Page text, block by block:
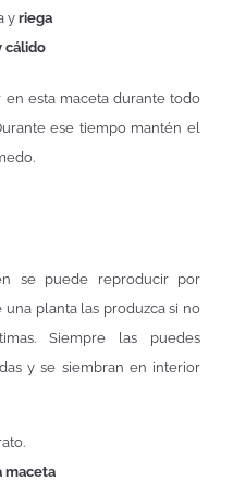
y riega
cálido
esta maceta durante todo
ese tiempo mantén el
se puede reproducir por
planta las produzca si no
Siempre las puedes
y se siembran en interior
maceta